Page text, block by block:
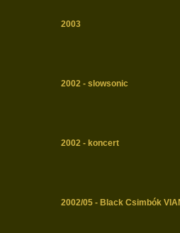
2003
2002 - slowsonic
2002 - koncert
2002/05 - Black Csimbók